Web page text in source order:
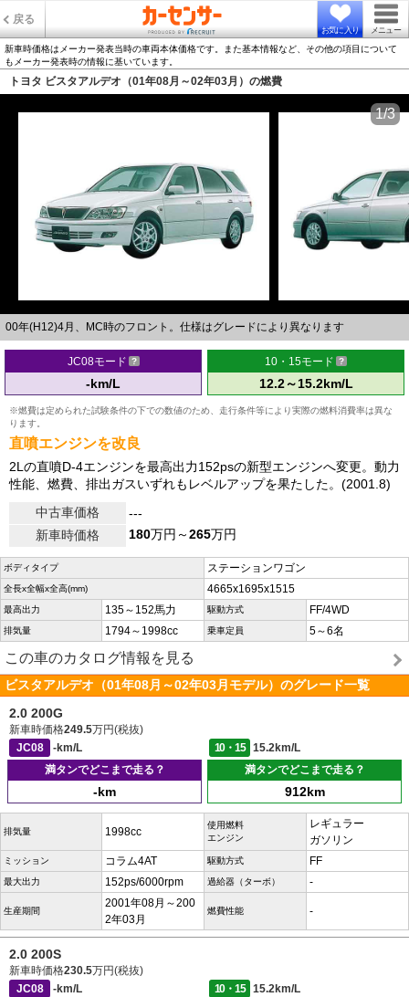
戻る
お気に入り メニュー
新車時価格はメーカー発表当時の車両本体価格です。また基本情報など、その他の項目について
もメーカー発表時の情報に基いています。
トヨタ ビスタアルデオ（01年08月～02年03月）の燃費
00年(H12)4月、MC時のフロント。仕様はグレードにより異なります
1/3
JC08モード
-km/L
10・15モード
12.2～15.2km/L
※燃費は定められた試験条件の下での数値のため、走行条件等により実際の燃料消費率は異な
ります。
直噴エンジンを改良
2Lの直噴D-4エンジンを最高出力152psの新型エンジンへ変更。動力
性能、燃費、排出ガスいずれもレベルアップを果たした。(2001.8)
中古車価格
---
新車時価格
180万円～265万円
ボディタイプ ステーションワゴン
全長x全幅x全高(mm) 4665x1695x1515
最高出力 135～152馬力 駆動方式 FF/4WD
排気量 1794～1998cc 乗車定員 5～6名
この車のカタログ情報を見る
ビスタアルデオ（01年08月～02年03月モデル）のグレード一覧
2.0 200G
新車時価格249.5万円(税抜)
JC08
-km/L 10・15
15.2km/L
満タンでどこまで走る？
-km
満タンでどこまで走る？
912km
排気量 1998cc
使用燃料
エンジン
レギュラー
ガソリン
ミッション コラム4AT 駆動方式 FF
最大出力 152ps/6000rpm 過給器（ターボ） -
生産期間
2001年08月～200
2年03月
燃費性能 -
2.0 200S
新車時価格230.5万円(税抜)
JC08
-km/L 10・15
15.2km/L